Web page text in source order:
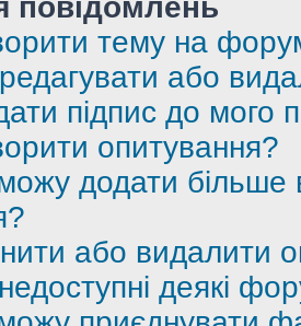
повідомлень
тему на
або
підпис до мого
опитування?
додати більше
або видалити
деякі